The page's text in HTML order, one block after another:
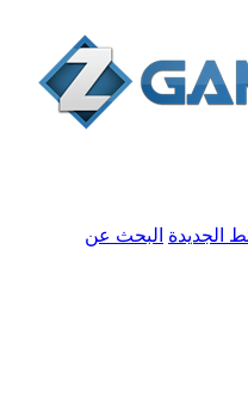
الجديدة البحث عن